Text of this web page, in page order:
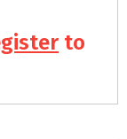
to